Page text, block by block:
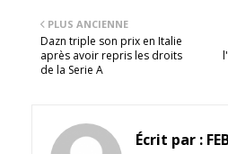
PLUS ANCIENNE
Dazn triple son prix en Italie
après avoir repris les droits
de la Serie A
Écrit par :